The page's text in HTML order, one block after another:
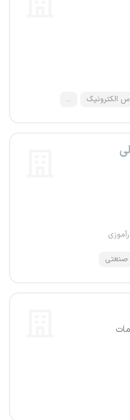
الکترونیک ...
صنعتی